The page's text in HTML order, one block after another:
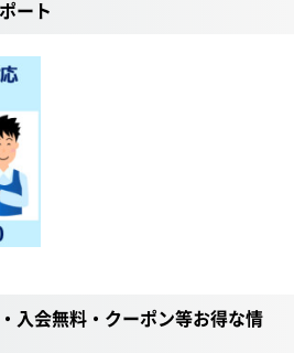
ート
入会無料・クーポン等お得な情